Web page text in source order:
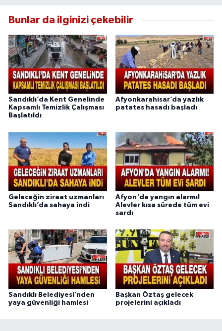
Bunlar da ilginizi çekebilir
Sandıklı’da Kent Genelinde
Kapsamlı Temizlik Çalışması
Başlatıldı
Afyonkarahisar’da yazlık
patates hasadı başladı
Geleceğin ziraat uzmanları
Sandıklı’da sahaya indi
Afyon'da yangın alarmı!
Alevler kısa sürede tüm evi
sardı
Sandıklı Belediyesi’nden
yaya güvenliği hamlesi
Başkan Öztaş gelecek
projelerini açıkladı